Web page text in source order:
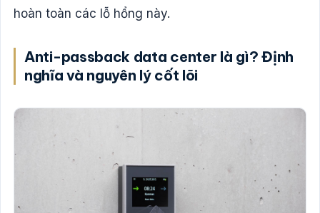
hoàn toàn các lỗ hổng này.
Anti-passback data center là gì? Định
nghĩa và nguyên lý cốt lõi